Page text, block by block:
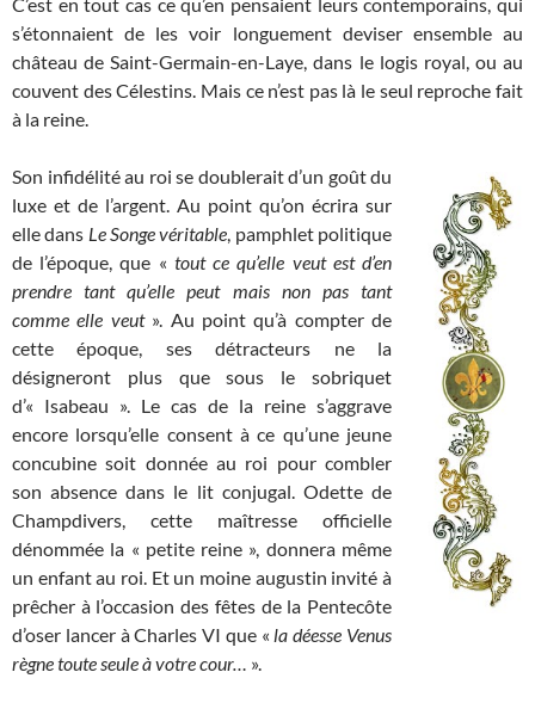
s’étonnaient de les voir longuement deviser ensemble au
château de Saint-Germain-en-Laye, dans le logis royal, ou au
couvent des Célestins. Mais ce n’est pas là le seul reproche fait
à la reine.
Son infidélité au roi se doublerait d’un goût du
luxe et de l’argent. Au point qu’on écrira sur
elle dans Le Songe véritable, pamphlet politique
de l’époque, que « tout ce qu’elle veut est d’en
prendre tant qu’elle peut mais non pas tant
comme elle veut». Au point qu’à compter de
cette époque, ses détracteurs ne la
désigneront plus que sous le sobriquet
d’« Isabeau ». Le cas de la reine s’aggrave
encore lorsqu’elle consent à ce qu’une jeune
concubine soit donnée au roi pour combler
son absence dans le lit conjugal. Odette de
Champdivers, cette maîtresse officielle
dénommée la « petite reine », donnera même
un enfant au roi. Et un moine augustin invité à
prêcher à l’occasion des fêtes de la Pentecôte
d’oser lancer à Charles VI que « la déesse Venus
règne toute seule à votre cour… ».